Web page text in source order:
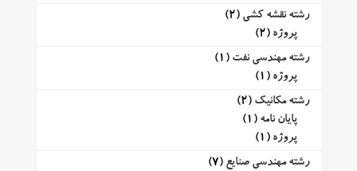
رشته نقشه کشی (2)
پروژه (2)
رشته مهندسی نفت (1)
پروژه (1)
رشته مکانیک (2)
پایان نامه (1)
پروژه (1)
رشته مهندسی صنایع (7)